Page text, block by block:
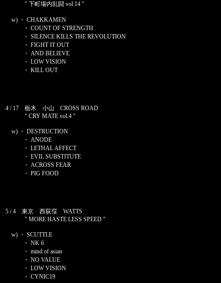
" 下町場内乱闘 vol.14 "
w) ・ CHAKKAMEN
・ COUNT OF STRENGTH
・ SILENCE KILLS THE REVOLUTION
・ FIGHT IT OUT
・ AND BELIEVE
・ LOW VISION
・ KILL OUT
4 / 17 栃木 小山 CROSS ROAD
" CRY MATE vol.4 "
w) ・ DESTRUCTION
・ ANODE
・ LETHAL AFFECT
・ EVIL SUBSTITUTE
・ ACROSS FEAR
・ PIG FOOD
5 / 4 東京 西荻窪 WATTS
" MORE HASTE LESS SPEED "
w) ・ SCUTTLE
・ NK 6
・ mind of asian
・ NO VALUE
・ LOW VISION
・ CYNIC19